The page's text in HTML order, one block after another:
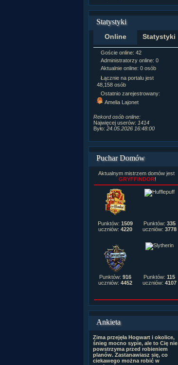
Statystyki
Online Statystyki
Goście online: 42
Administratorzy online: 0
Aktualnie online: 0 osób
Łącznie na portalu jest
48,158 osób
Ostatnio zarejestrowany:
Amelia Lajonet
Rekord osób online:
Najwięcej userów: 1414
Było: 24.05.2026 16:48:00
Puchar Domów
Aktualnym mistrzem domów jest
GRYFFINDOR!
Punktów: 1509
uczniów: 4220
Punktów: 335
uczniów: 3778
Punktów: 916
uczniów: 4452
Punktów: 115
uczniów: 4107
Ankieta
Zima przejęła Hogwart i okolice,
śnieg mocno sypie, ale to Cię nie
powstrzyma przed robieniem
planów. Zastanawiasz się, co
ciekawego można robić w